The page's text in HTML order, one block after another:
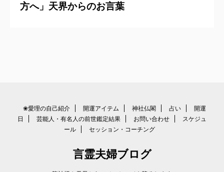
方へ」天界からのお言葉
❀愛理の自己紹介 開運アイテム 神社仏閣 占い
開運
日
芸能人・有名人の前世鑑定結果 お問い合わせ
スケジュ
ール
セッション・コーチング
言霊夫婦ブログ